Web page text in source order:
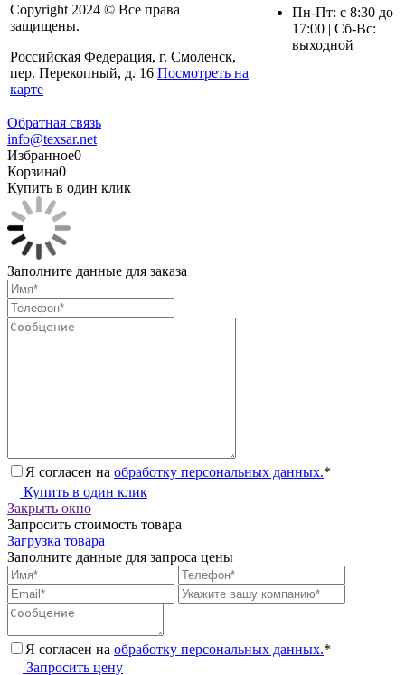
Copyright 2024 © Все права
защищены.
Российская Федерация, г. Смоленск,
пер. Перекопный, д. 16 Посмотреть на
карте
Пн-Пт: с 8:30 до
17:00 | Сб-Вс:
выходной
Обратная связь
info@texsar.net
Избранное0
Корзина0
Купить в один клик
Заполните данные для заказа
Я согласен на обработку персональных данных.*
Купить в один клик
Закрыть окно
Запросить стоимость товара
Загрузка товара
Заполните данные для запроса цены
Я согласен на обработку персональных данных.*
Запросить цену